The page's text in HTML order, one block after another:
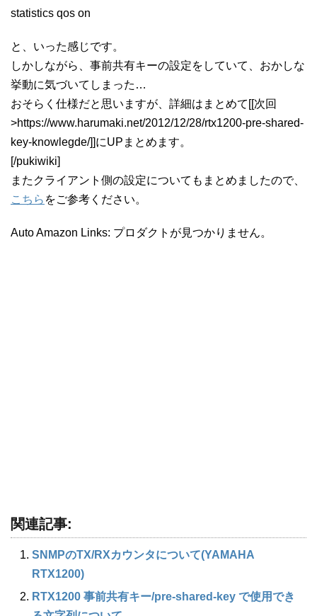
statistics qos on
と、いった感じです。
しかしながら、事前共有キーの設定をしていて、おかしな
挙動に気づいてしまった…
おそらく仕様だと思いますが、詳細はまとめて[[次回
>https://www.harumaki.net/2012/12/28/rtx1200-pre-shared-
key-knowlegde/]]にUPまとめます。
[/pukiwiki]
またクライアント側の設定についてもまとめましたので、
こちら をご参考ください。
Auto Amazon Links: プロダクトが見つかりません。
関連記事:
SNMPのTX/RXカウンタについて(YAMAHA
RTX1200)
RTX1200 事前共有キー/pre-shared-key で使用でき